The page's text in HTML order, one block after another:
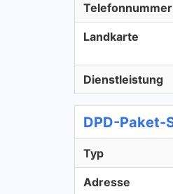
Telefonnummer
Landkarte
Dienstleistung
DPD-Paket-
Typ
Adresse